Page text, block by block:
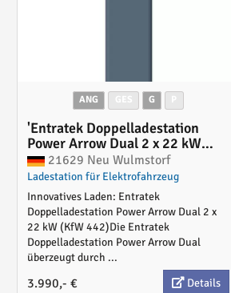
ANG G
'Entratek Doppelladestation
Power Arrow Dual 2 x 22 kW
(KfW 442) mit Steckdose & MID-
Stromzähler'
21629 Neu Wulmstorf
Ladestation für Elektrofahrzeug
Innovatives Laden: Entratek
Doppelladestation Power Arrow Dual 2 x
22 kW (KfW 442)Die Entratek
Doppelladestation Power Arrow Dual
überzeugt durch ...
3.990,- €
Details